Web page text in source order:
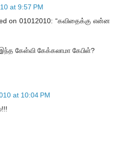
at 9:57 PM
on 01012010: “கவிதைக்கு என்ன
கேள்வி கேக்கலாமா கேபிள்?
at 10:04 PM